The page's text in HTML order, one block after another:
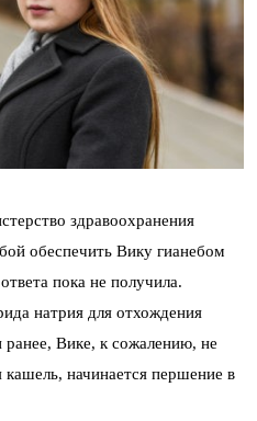
здравоохранения
обеспечить Вику гианебом
пока не получила.
натрия для отхождения
Вике, к сожалению, не
кашель, начинается першение в